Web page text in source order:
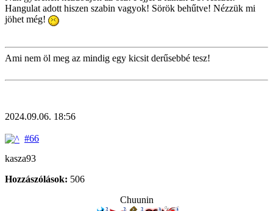
Hangulat adott hiszen szabin vagyok! Sörök behűtve! Nézzük mi
jöhet még!
Ami nem öl meg az mindig egy kicsit derűsebbé tesz!
2024.09.06. 18:56
#66
kasza93
Hozzászólások: 506
Chuunin